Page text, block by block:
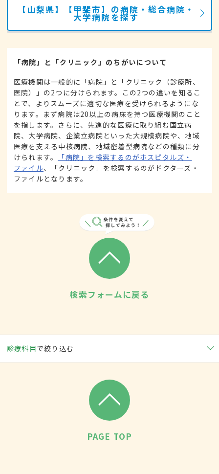
【山梨県】【甲斐市】の病院・総合病院・
大学病院を探す
「病院」と「クリニック」のちがいについて
医療機関は一般的に「病院」と「クリニック（診療所、
医院）」の2つに分けられます。この2つの違いを知るこ
とで、よりスムーズに適切な医療を受けられるようにな
ります。まず病院は20以上の病床を持つ医療機関のこと
を指します。さらに、先進的な医療に取り組む国立病
院、大学病院、企業立病院といった大規模病院や、地域
医療を支える中核病院、地域密着型病院などの種類に分
けられます。
「病院」を検索するのがホスピタルズ・
ファイル、「クリニック」を検索するのがドクターズ・
ファイルとなります。
検索フォームに戻る
診療科目で絞り込む
PAGE TOP